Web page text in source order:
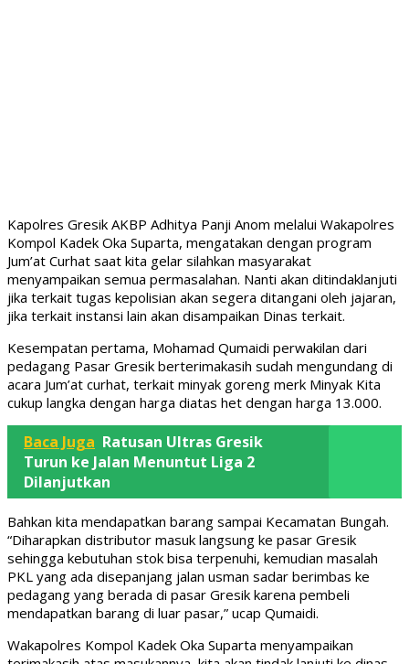
Kapolres Gresik AKBP Adhitya Panji Anom melalui Wakapolres
Kompol Kadek Oka Suparta, mengatakan dengan program
Jum’at Curhat saat kita gelar silahkan masyarakat
menyampaikan semua permasalahan. Nanti akan ditindaklanjuti
jika terkait tugas kepolisian akan segera ditangani oleh jajaran,
jika terkait instansi lain akan disampaikan Dinas terkait.
Kesempatan pertama, Mohamad Qumaidi perwakilan dari
pedagang Pasar Gresik berterimakasih sudah mengundang di
acara Jum’at curhat, terkait minyak goreng merk Minyak Kita
cukup langka dengan harga diatas het dengan harga 13.000.
Baca Juga Ratusan Ultras Gresik
Turun ke Jalan Menuntut Liga 2
Dilanjutkan
Bahkan kita mendapatkan barang sampai Kecamatan Bungah.
“Diharapkan distributor masuk langsung ke pasar Gresik
sehingga kebutuhan stok bisa terpenuhi, kemudian masalah
PKL yang ada disepanjang jalan usman sadar berimbas ke
pedagang yang berada di pasar Gresik karena pembeli
mendapatkan barang di luar pasar,” ucap Qumaidi.
Wakapolres Kompol Kadek Oka Suparta menyampaikan